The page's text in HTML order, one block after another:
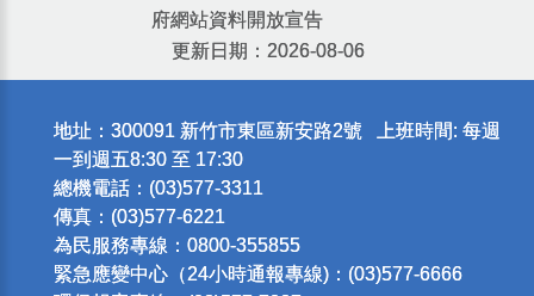
府網站資料開放宣告
更新日期：2026-08-06
地址：300091 新竹市東區新安路2號 上班時間: 每週
一到週五8:30 至 17:30
總機電話：(03)577-3311
傳真：(03)577-6221
為民服務專線：0800-355855
緊急應變中心（24小時通報專線)：(03)577-6666